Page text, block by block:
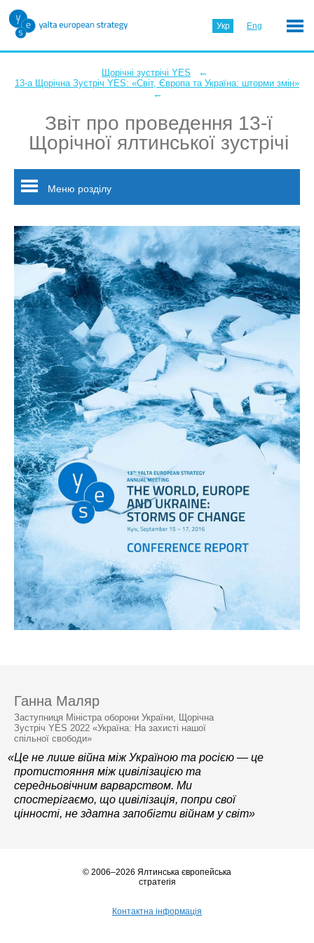
Укр Eng
Щорічні зустрічі YES ←
13-а Щорічна Зустріч YES: «Світ, Європа та Україна: шторми змін»
←
Звіт про проведення 13-ї
Щорічної ялтинської зустрічі
Меню розділу
Ганна Маляр
Заступниця Міністра оборони України, Щорічна
Зустріч YES 2022 «Україна: На захисті нашої
спільної свободи»
«Це не лише війна між Україною та росією — це
протистояння між цивілізацією та
середньовічним варварством. Ми
спостерігаємо, що цивілізація, попри свої
цінності, не здатна запобігти війнам у світ»
© 2006–2026 Ялтинська європейська
стратегія
Контактна інформація